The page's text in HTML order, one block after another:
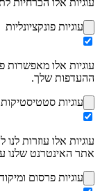
עוגיות אלו הכרחיות
עוגיות פונקציונליות
עוגיות אלו מאפשרות
ההעדפות שלך.
עוגיות סטטיסטיקות
עוגיות אלו עוזרות
אתר האינטרנט שלנו על
עוגיות פרסום ומיקוד